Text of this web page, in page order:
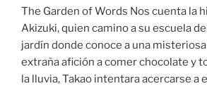
The Garden of Words Nos cuenta la
Akizuki, quien camino a su escuela
jardín donde conoce a una
extraña afición a comer chocolate y
la lluvia, Takao intentara acercarse a